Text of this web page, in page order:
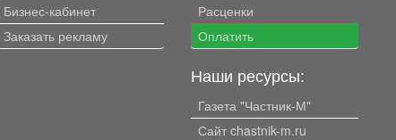
Бизнес-кабинет
Заказать рекламу
Расценки
Оплатить
Наши ресурсы:
Газета "Частник-М"
Сайт chastnik-m.ru